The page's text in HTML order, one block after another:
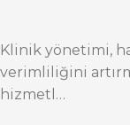
Klinik yönetimi,
verimliliğini
hizmetl…